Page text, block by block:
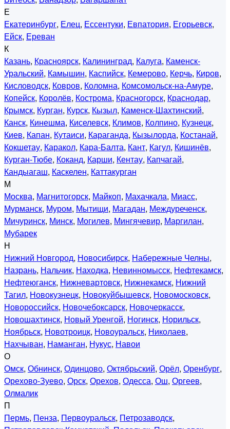
Е
Екатеринбург, Елец, Ессентуки, Евпатория, Егорьевск,
Ейск, Ереван
К
Казань, Красноярск, Калининград, Калуга, Каменск-
Уральский, Камышин, Каспийск, Кемерово, Керчь, Киров,
Кисловодск, Ковров, Коломна, Комсомольск-на-Амуре,
Копейск, Королёв, Кострома, Красногорск, Краснодар,
Крымск, Курган, Курск, Кызыл, Каменск-Шахтинский,
Канск, Кинешма, Киселевск, Климов, Колпино, Кузнецк,
Киев, Капан, Кутаиси, Караганда, Кызылорда, Костанай,
Кокшетау, Каракол, Кара-Балта, Кант, Кагул, Кишинёв,
Курган-Тюбе, Коканд, Карши, Кентау, Капчагай,
Кандыагаш, Каскелен, Каттакурган
М
Москва, Магнитогорск, Майкоп, Махачкала, Миасс,
Мурманск, Муром, Мытищи, Магадан, Междуреченск,
Мичуринск, Минск, Могилев, Мингячевир, Маргилан,
Мубарек
Н
Нижний Новгород, Новосибирск, Набережные Челны,
Назрань, Нальчик, Находка, Невинномысск, Нефтекамск,
Нефтеюганск, Нижневартовск, Нижнекамск, Нижний
Тагил, Новокузнецк, Новокуйбышевск, Новомосковск,
Новороссийск, Новочебоксарск, Новочеркасск,
Новошахтинск, Новый Уренгой, Ногинск, Норильск,
Ноябрьск, Новотроицк, Новоуральск, Николаев,
Нахчыван, Наманган, Нукус, Навои
О
Омск, Обнинск, Одинцово, Октябрьский, Орёл, Оренбург,
Орехово-Зуево, Орск, Орехов, Одесса, Ош, Оргеев,
Олмалик
П
Пермь, Пенза, Первоуральск, Петрозаводск,